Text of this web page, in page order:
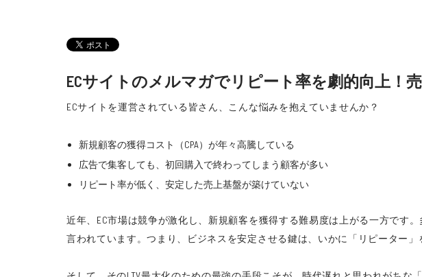
ECサイトのメルマガでリピート率を劇的向上！
ECサイトを運営されている皆さん、こんな悩みを抱えていませんか？
新規顧客の獲得コスト（CPA）が年々高騰している
広告で集客しても、初回購入で終わってしまう顧客が多い
リピート率が低く、安定した売上基盤が築けていない
近年、EC市場は競争が激化し、新規顧客を獲得する難易度は上がる一方です
言われています。つまり、ビジネスを安定させる鍵は、いかに「リピーター